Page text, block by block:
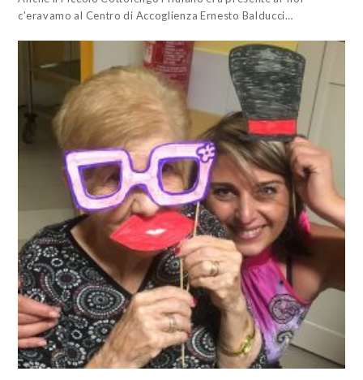
c'eravamo al Centro di Accoglienza Ernesto Balducci…